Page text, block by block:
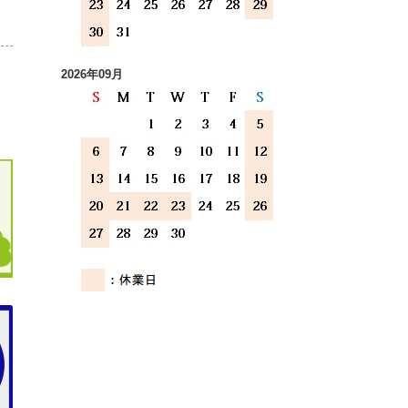
2026年09月